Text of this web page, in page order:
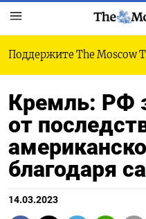
Поддержите The Moscow
Кремль: РФ
от
благодаря
14.03.2023